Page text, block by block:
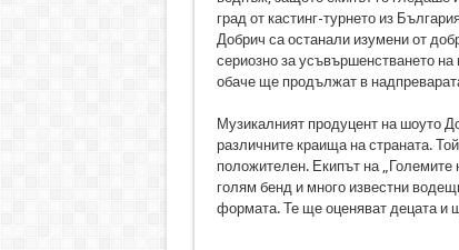
град от кастинг-турнето из
Добрич са останали изумени от
сериозно за усъвършенстването
обаче ще продължат в
Музикалният продуцент на шоуто
различните краища на страната.
положителен. Екипът на „Големите
голям бенд и много известни
формата. Те ще оценяват децата и